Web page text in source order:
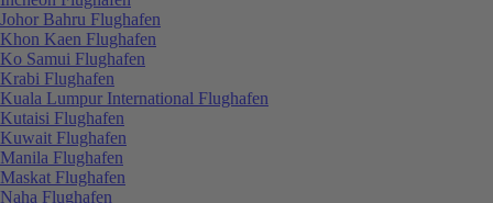
Johor Bahru Flughafen
Khon Kaen Flughafen
Ko Samui Flughafen
Krabi Flughafen
Kuala Lumpur International Flughafen
Kutaisi Flughafen
Kuwait Flughafen
Manila Flughafen
Maskat Flughafen
Naha Flughafen